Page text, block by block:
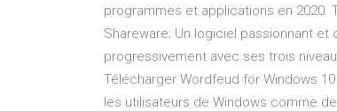
programmes et applications en 2020.
Shareware; Un logiciel passionnant et
progressivement avec ses trois
Télécharger Wordfeud for Windows
les utilisateurs de Windows comme